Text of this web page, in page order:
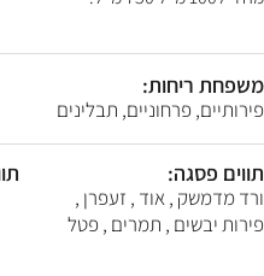
משפחת ריחות:
פירותיים, פרחוניים, תבלינים
תווים פסגה:
ורד מדמשק , אוד , זעפרן ,
פירות יבשים , תמרים , פטל